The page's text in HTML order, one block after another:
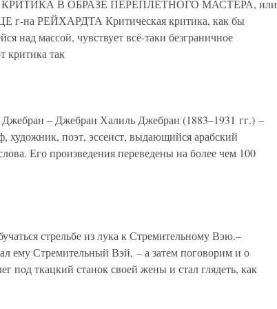
В ОБРАЗЕ ПЕРЕПЛЁТНОГО МАСТЕРА, или
РЕЙХАРДТА Критическая критика, как бы
над массой, чувствует всё-таки безграничное
критика так
– Джебран Халиль Джебран (1883–1931 гг.) –
художник, поэт, эссеист, выдающийся арабский
Его произведения переведены на более чем 100
стрельбе из лука к Стремительному Вэю.–
ему Стремительный Вэй, – а затем поговорим и о
под ткацкий станок своей жены и стал глядеть, как